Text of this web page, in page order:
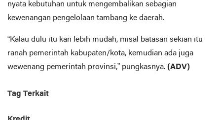
nyata kebutuhan untuk mengembalikan sebagian
kewenangan pengelolaan tambang ke daerah.
“Kalau dulu itu kan lebih mudah, misal batasan sekian itu
ranah pemerintah kabupaten/kota, kemudian ada juga
wewenang pemerintah provinsi,” pungkasnya. (ADV)
Tag Terkait